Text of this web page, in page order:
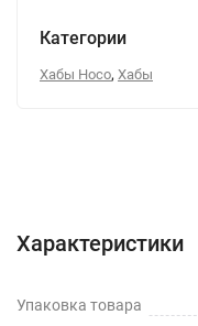
Категории
Хабы Hoco, Хабы
Характеристики
Упаковка товара